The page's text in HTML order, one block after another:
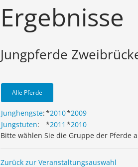
Ergebnisse
Jungpferde
Alle Pferde
Junghengste:*2010*2009
Jungstuten: *2011 *2010
Bitte wählen Sie die Gruppe der Pferde
Zurück zur Veranstaltungsauswahl